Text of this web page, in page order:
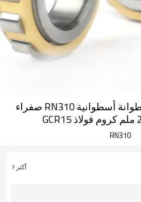
SUNBEARING أسطوانة أسطوانية RN310 صفراء
RN310
أكثر